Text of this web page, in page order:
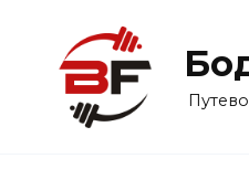
содержанию